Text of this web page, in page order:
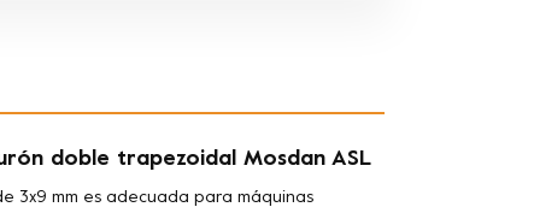
doble trapezoidal Mosdan ASL
3x9 mm es adecuada para máquinas